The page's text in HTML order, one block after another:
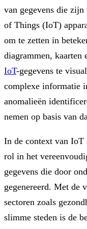
van gegevens die
of Things (IoT)
om te zetten in
diagrammen, kaarten
IoT-gegevens te
complexe informatie
anomalieën
nemen op basis van
In de context van IoT
rol in het
gegevens die door
gegenereerd. Met de
sectoren zoals
slimme steden is de